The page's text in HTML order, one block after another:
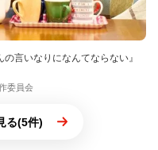
言いなりになんてならない』
委員会
る(5件)